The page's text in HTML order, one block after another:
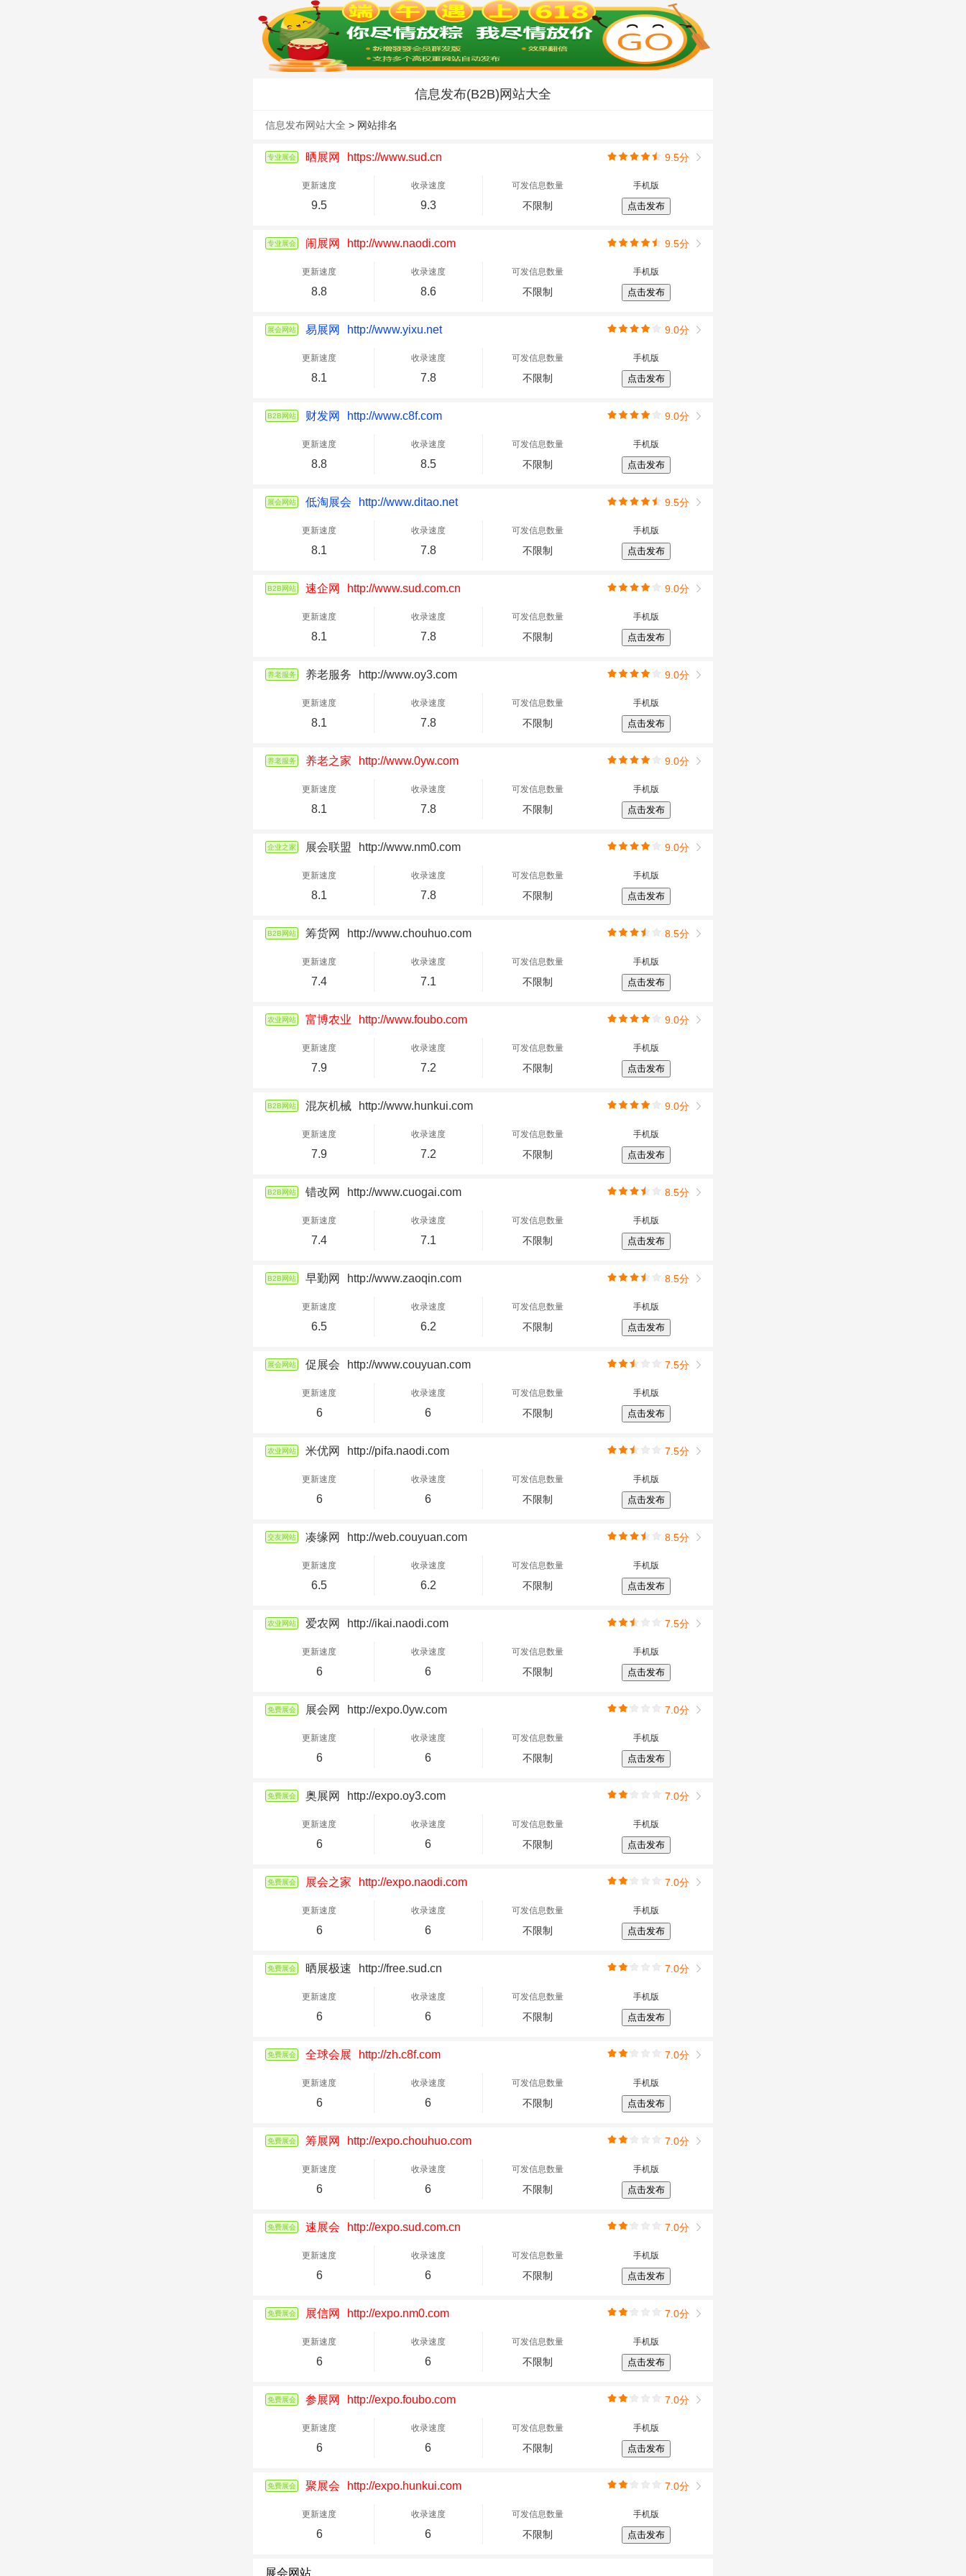
信息发布(B2B)网站大全
信息发布网站大全 > 网站排名
专业展会 晒展网 https://www.sud.cn 9.5分
更新速度
9.5
收录速度
9.3
可发信息数量
不限制
手机版
点击发布
专业展会 闹展网 http://www.naodi.com 9.5分
更新速度
8.8
收录速度
8.6
可发信息数量
不限制
手机版
点击发布
展会网站 易展网 http://www.yixu.net 9.0分
更新速度
8.1
收录速度
7.8
可发信息数量
不限制
手机版
点击发布
B2B网站 财发网 http://www.c8f.com 9.0分
更新速度
8.8
收录速度
8.5
可发信息数量
不限制
手机版
点击发布
展会网站 低淘展会 http://www.ditao.net 9.5分
更新速度
8.1
收录速度
7.8
可发信息数量
不限制
手机版
点击发布
B2B网站 速企网 http://www.sud.com.cn 9.0分
更新速度
8.1
收录速度
7.8
可发信息数量
不限制
手机版
点击发布
养老服务 养老服务 http://www.oy3.com 9.0分
更新速度
8.1
收录速度
7.8
可发信息数量
不限制
手机版
点击发布
养老服务 养老之家 http://www.0yw.com 9.0分
更新速度
8.1
收录速度
7.8
可发信息数量
不限制
手机版
点击发布
企业之家 展会联盟 http://www.nm0.com 9.0分
更新速度
8.1
收录速度
7.8
可发信息数量
不限制
手机版
点击发布
B2B网站 筹货网 http://www.chouhuo.com 8.5分
更新速度
7.4
收录速度
7.1
可发信息数量
不限制
手机版
点击发布
农业网站 富博农业 http://www.foubo.com 9.0分
更新速度
7.9
收录速度
7.2
可发信息数量
不限制
手机版
点击发布
B2B网站 混灰机械 http://www.hunkui.com 9.0分
更新速度
7.9
收录速度
7.2
可发信息数量
不限制
手机版
点击发布
B2B网站 错改网 http://www.cuogai.com 8.5分
更新速度
7.4
收录速度
7.1
可发信息数量
不限制
手机版
点击发布
B2B网站 早勤网 http://www.zaoqin.com 8.5分
更新速度
6.5
收录速度
6.2
可发信息数量
不限制
手机版
点击发布
展会网站 促展会 http://www.couyuan.com 7.5分
更新速度
6
收录速度
6
可发信息数量
不限制
手机版
点击发布
农业网站 米优网 http://pifa.naodi.com 7.5分
更新速度
6
收录速度
6
可发信息数量
不限制
手机版
点击发布
交友网站 凑缘网 http://web.couyuan.com 8.5分
更新速度
6.5
收录速度
6.2
可发信息数量
不限制
手机版
点击发布
农业网站 爱农网 http://ikai.naodi.com 7.5分
更新速度
6
收录速度
6
可发信息数量
不限制
手机版
点击发布
免费展会 展会网 http://expo.0yw.com 7.0分
更新速度
6
收录速度
6
可发信息数量
不限制
手机版
点击发布
免费展会 奥展网 http://expo.oy3.com 7.0分
更新速度
6
收录速度
6
可发信息数量
不限制
手机版
点击发布
免费展会 展会之家 http://expo.naodi.com 7.0分
更新速度
6
收录速度
6
可发信息数量
不限制
手机版
点击发布
免费展会 晒展极速 http://free.sud.cn 7.0分
更新速度
6
收录速度
6
可发信息数量
不限制
手机版
点击发布
免费展会 全球会展 http://zh.c8f.com 7.0分
更新速度
6
收录速度
6
可发信息数量
不限制
手机版
点击发布
免费展会 筹展网 http://expo.chouhuo.com 7.0分
更新速度
6
收录速度
6
可发信息数量
不限制
手机版
点击发布
免费展会 速展会 http://expo.sud.com.cn 7.0分
更新速度
6
收录速度
6
可发信息数量
不限制
手机版
点击发布
免费展会 展信网 http://expo.nm0.com 7.0分
更新速度
6
收录速度
6
可发信息数量
不限制
手机版
点击发布
免费展会 参展网 http://expo.foubo.com 7.0分
更新速度
6
收录速度
6
可发信息数量
不限制
手机版
点击发布
免费展会 聚展会 http://expo.hunkui.com 7.0分
更新速度
6
收录速度
6
可发信息数量
不限制
手机版
点击发布
展会网站